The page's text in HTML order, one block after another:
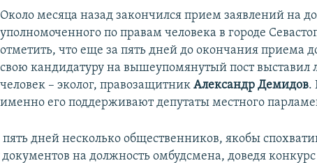
Около месяца назад закончился прием заявлений на
уполномоченного по правам человека в городе
отметить, что еще за пять дней до окончания приема
свою кандидатуру на вышеупомянутый пост выставил
человек – эколог, правозащитник Александр Демидов.
именно его поддерживают депутаты местного
пять дней несколько общественников, якобы
на должность омбудсмена, доведя